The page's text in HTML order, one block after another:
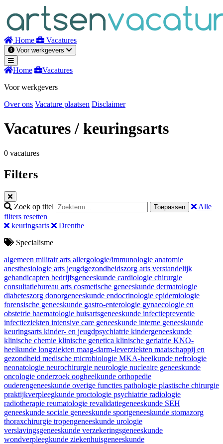
inhoud
Home Vacatures
Voor werkgevers
Home
Vacatures
Voor werkgevers
Over ons Vacature plaatsen Disclaimer
Vacatures/ keuringsarts
0 vacatures
Filters
Zoek op titel Toepassen
Alle
filters resetten
keuringsarts
Drenthe
Specialisme
algemeen militair arts allergologie/immunologie anatomie
anesthesiologie arts jeugdgezondheidszorg arts verstandelijk
gehandicapten bedrijfsgeneeskunde cardiologie chirurgie
consultatiebureau arts cosmetische geneeskunde dermatologie
diabeteszorg donorgeneeskunde endocrinologie epidemiologie
forensische geneeskunde gastro-enterologie gynaecologie en
obstetrie haematologie huisartsgeneeskunde infectiepreventie
infectieziekten intensive care geneeskunde interne geneeskunde
keuringsarts kinder- en jeugdpsychiatrie kindergeneeskunde
klinische chemie klinische genetica klinische geriatrie KNO-
heelkunde longziekten maag-darm-leverziekten maatschappij en
gezondheid medische microbiologie MKA-heelkunde nefrologie
neonatologie neurochirurgie neurologie nucleaire geneeskunde
oncologie onderzoek oogheelkunde orthopedie
ouderengeneeskunde overige functies pathologie plastische chirurgie
praktijkverpleegkunde proctologie psychiatrie radiologie
radiotherapie reumatologie revalidatiegeneeskunde SEH
geneeskunde sociale geneeskunde sportgeneeskunde stomazorg
thoraxchirurgie tropengeneeskunde urologie
verslavingsgeneeskunde verzekeringsgeneeskunde
wondverpleegkunde ziekenhuisgeneeskunde